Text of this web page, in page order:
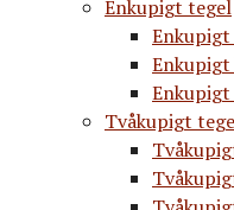
Enkupigt tegel
Tvåkupigt